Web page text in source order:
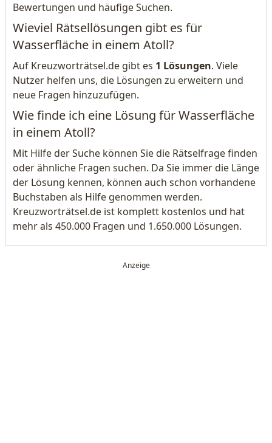
Bewertungen und häufige Suchen.
Wieviel Rätsellösungen gibt es für
Wasserfläche in einem Atoll?
Auf Kreuzworträtsel.de gibt es 1 Lösungen. Viele
Nutzer helfen uns, die Lösungen zu erweitern und
neue Fragen hinzuzufügen.
Wie finde ich eine Lösung für Wasserfläche
in einem Atoll?
Mit Hilfe der Suche können Sie die Rätselfrage finden
oder ähnliche Fragen suchen. Da Sie immer die Länge
der Lösung kennen, können auch schon vorhandene
Buchstaben als Hilfe genommen werden.
Kreuzworträtsel.de ist komplett kostenlos und hat
mehr als 450.000 Fragen und 1.650.000 Lösungen.